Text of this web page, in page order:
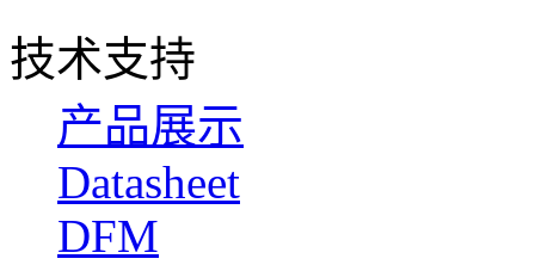
技术支持
产品展示
Datasheet
DFM